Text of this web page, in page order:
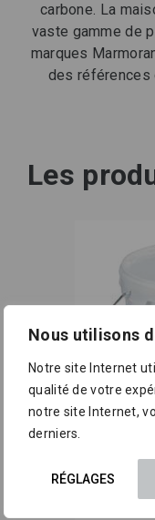
Nous utilisons
Notre site Internet
qualité de votre
notre site Internet,
derniers.
RÉGLAGES
carbone. La
vaste gamme de
marques
des références
Les